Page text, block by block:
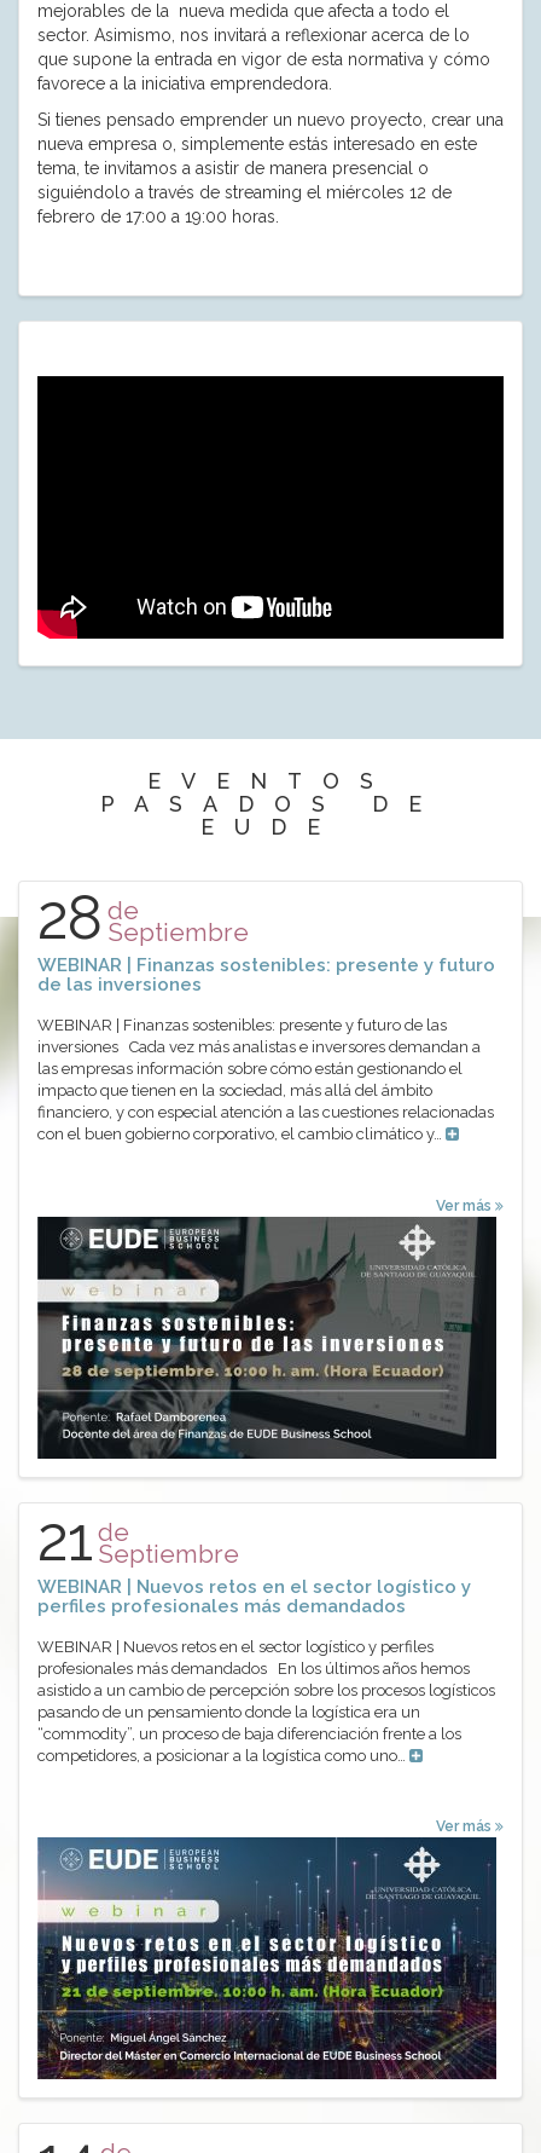
mejorables de la nueva medida que afecta a todo el
sector. Asimismo, nos invitará a reflexionar acerca de lo
que supone la entrada en vigor de esta normativa y cómo
favorece a la iniciativa emprendedora.
Si tienes pensado emprender un nuevo proyecto, crear una
nueva empresa o, simplemente estás interesado en este
tema, te invitamos a asistir de manera presencial o
siguiéndolo a través de streaming el miércoles 12 de
febrero de 17:00 a 19:00 horas.
EVENTOS
PASADOS DE
EUDE
28 de
Septiembre
WEBINAR | Finanzas sostenibles: presente y futuro
de las inversiones
WEBINAR | Finanzas sostenibles: presente y futuro de las
inversiones Cada vez más analistas e inversores demandan a
las empresas información sobre cómo están gestionando el
impacto que tienen en la sociedad, más allá del ámbito
financiero, y con especial atención a las cuestiones relacionadas
con el buen gobierno corporativo, el cambio climático y…
Ver más
21 de
Septiembre
WEBINAR | Nuevos retos en el sector logístico y
perfiles profesionales más demandados
WEBINAR | Nuevos retos en el sector logístico y perfiles
profesionales más demandados En los últimos años hemos
asistido a un cambio de percepción sobre los procesos logísticos
pasando de un pensamiento donde la logística era un
“commodity”, un proceso de baja diferenciación frente a los
competidores, a posicionar a la logística como uno…
Ver más